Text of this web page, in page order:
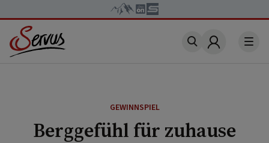
Account
GEWINNSPIEL
Berggefühl für zuhause